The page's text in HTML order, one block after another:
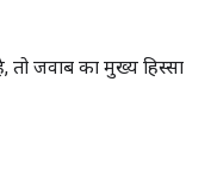
जवाब का मुख्य हिस्सा